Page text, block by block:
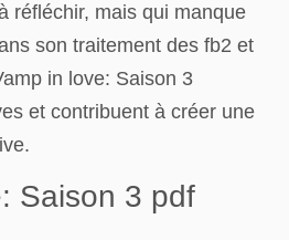
réfléchir, mais qui manque
son traitement des fb2 et
in love: Saison 3
et contribuent à créer une
Saison 3 pdf